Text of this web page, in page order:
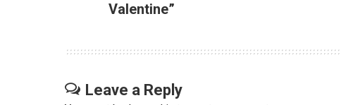
Valentine”
Leave a Reply